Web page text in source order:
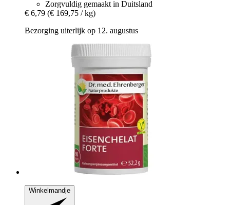
Zorgvuldig gemaakt in Duitsland
€ 6,79 (€ 169,75 / kg)
Bezorging uiterlijk op 12. augustus
Winkelmandje